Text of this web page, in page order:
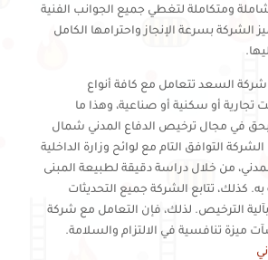
ومتكاملة لتغطي جميع الجوانب الفنية
الشركة بسرعة الإنجاز واحترامها الكامل
شركة السعد تتعامل مع كافة أنواع
أو سكنية أو صناعية، وهذا ما
في مجال ترخيص الدفاع المدني شمال
التوافق التام مع لوائح وزارة الداخلية
من خلال دراسة دقيقة لطبيعة المبنى
كذلك، تتابع الشركة جميع التحديثات
الترخيص. لذلك، فإن التعامل مع شركة
ميزة تنافسية في الالتزام والسلامة.